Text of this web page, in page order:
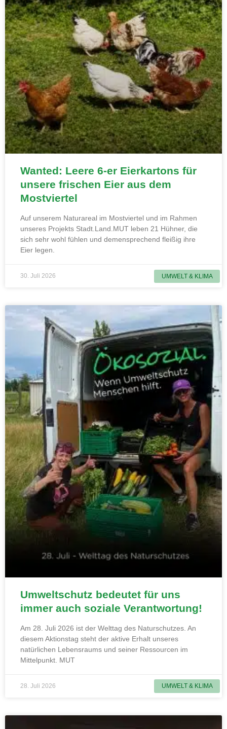
UMWELT & KLIMA
Wanted: Leere 6-er Eierkartons für
unsere frischen Eier aus dem
Mostviertel
Auf unserem Naturareal im Mostviertel und im Rahmen
unseres Projekts Stadt.Land.MUT leben 21 Hühner, die
sich sehr wohl fühlen und demensprechend fleißig ihre
Eier legen.
30. Juli 2026
UMWELT & KLIMA
Umweltschutz bedeutet für uns
immer auch soziale Verantwortung!
Am 28. Juli 2026 ist der Welttag des Naturschutzes. An
diesem Aktionstag steht der aktive Erhalt unseres
natürlichen Lebensraums und seiner Ressourcen im
Mittelpunkt. MUT
28. Juli 2026